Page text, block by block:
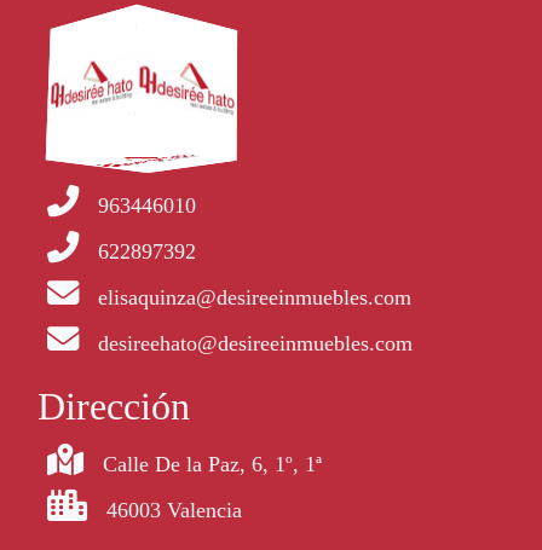
963446010
622897392
elisaquinza@desireeinmuebles.com
desireehato@desireeinmuebles.com
Dirección
Calle De la Paz, 6, 1º, 1ª
46003 Valencia